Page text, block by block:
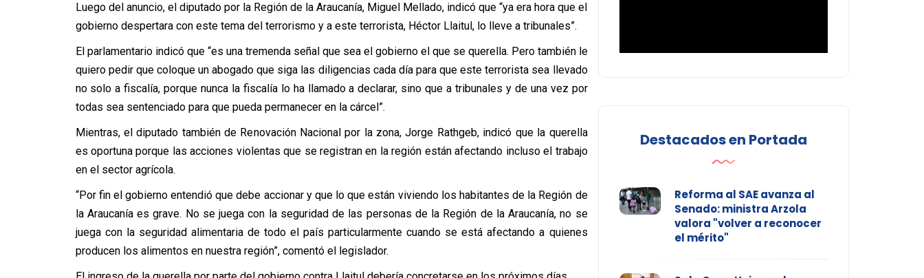
Luego del anuncio, el diputado por la Región de la Araucanía, Miguel Mellado, indicó que “ya era hora que el
gobierno despertara con este tema del terrorismo y a este terrorista, Héctor Llaitul, lo lleve a tribunales”.
El parlamentario indicó que “es una tremenda señal que sea el gobierno el que se querella. Pero también le
quiero pedir que coloque un abogado que siga las diligencias cada día para que este terrorista sea llevado
no solo a fiscalía, porque nunca la fiscalía lo ha llamado a declarar, sino que a tribunales y de una vez por
todas sea sentenciado para que pueda permanecer en la cárcel”.
Mientras, el diputado también de Renovación Nacional por la zona, Jorge Rathgeb, indicó que la querella
es oportuna porque las acciones violentas que se registran en la región están afectando incluso el trabajo
en el sector agrícola.
“Por fin el gobierno entendió que debe accionar y que lo que están viviendo los habitantes de la Región de
la Araucanía es grave. No se juega con la seguridad de las personas de la Región de la Araucanía, no se
juega con la seguridad alimentaria de todo el país particularmente cuando se está afectando a quienes
producen los alimentos en nuestra región”, comentó el legislador.
Destacados en Portada
Reforma al SAE avanza al
Senado: ministra Arzola
valora "volver a reconocer
el mérito"